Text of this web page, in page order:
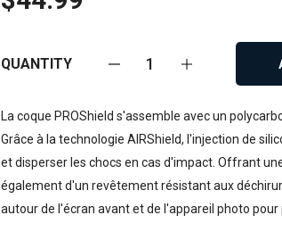
QUANTITY
La coque PROShield s'assemble avec un
Grâce à la technologie AIRShield, l'injection de
et disperser les chocs en cas d'impact. Offrant
également d'un revêtement résistant aux
autour de l'écran avant et de l'appareil photo